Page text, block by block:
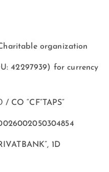
organization
42297939) for currency
CO “CF”TAPS”
1D